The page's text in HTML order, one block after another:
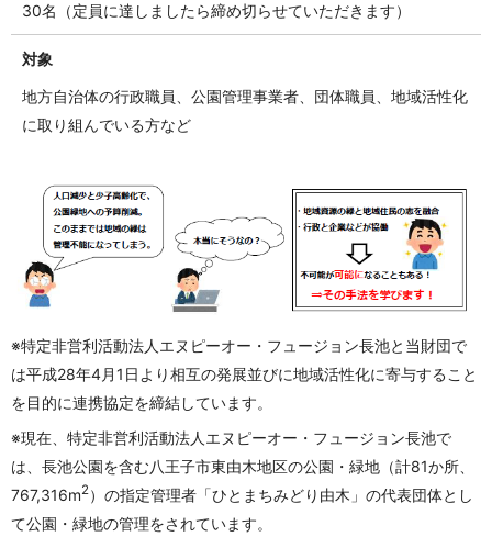
30名（定員に達しましたら締め切らせていただきます）
対象
地方自治体の行政職員、公園管理事業者、団体職員、地域活性化
に取り組んでいる方など
※特定非営利活動法人エヌピーオー・フュージョン長池と当財団で
は平成28年4月1日より相互の発展並びに地域活性化に寄与すること
を目的に連携協定を締結しています。
※現在、特定非営利活動法人エヌピーオー・フュージョン長池で
は、長池公園を含む八王子市東由木地区の公園・緑地（計81か所、
767,316m2）の指定管理者「ひとまちみどり由木」の代表団体とし
て公園・緑地の管理をされています。